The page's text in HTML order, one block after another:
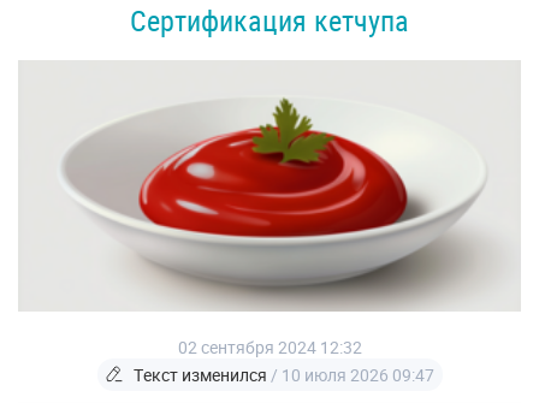
Сертификация кетчупа
02 сентября 2024 12:32
Текст изменился / 10 июля 2026 09:47